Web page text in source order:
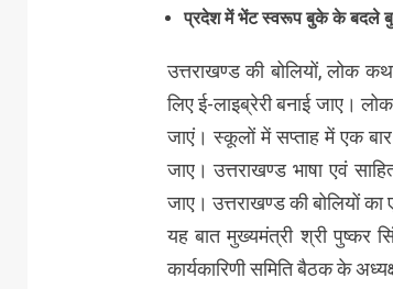
प्रदेश में भेंट स्वरूप बुके के बदले
उत्तराखण्ड की बोलियों, लोक
लिए ई-लाइब्रेरी बनाई जाए।
जाएं। स्कूलों में सप्ताह में एक
जाए। उत्तराखण्ड भाषा एवं
जाए। उत्तराखण्ड की बोलियों का
यह बात मुख्यमंत्री श्री पुष्कर
कार्यकारिणी समिति बैठक के